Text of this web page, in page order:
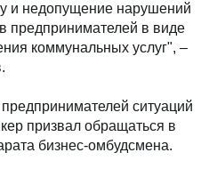
и недопущение нарушений
предпринимателей в виде
коммунальных услуг", –
ситуаций
призвал обращаться в
бизнес-омбудсмена.